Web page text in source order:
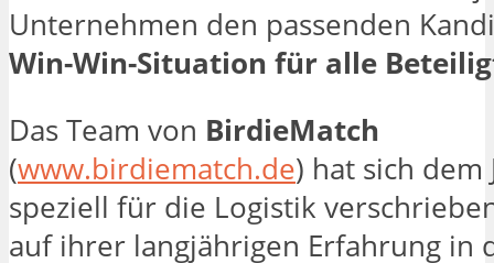
Unternehmen den passenden
Win-Win-Situation für alle
Das Team von BirdieMatch
(www.birdiematch.de) hat sich dem
speziell für die Logistik
auf ihrer langjährigen Erfahrung in